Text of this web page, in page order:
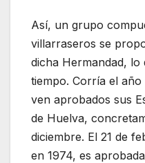
Así, un grupo
villarraseros se
dicha Hermandad,
tiempo. Corría el año
ven aprobados sus
de Huelva,
diciembre. El 21 de
en 1974, es